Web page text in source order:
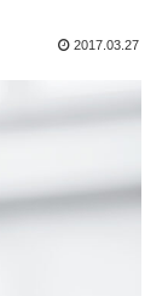
2017.03.27